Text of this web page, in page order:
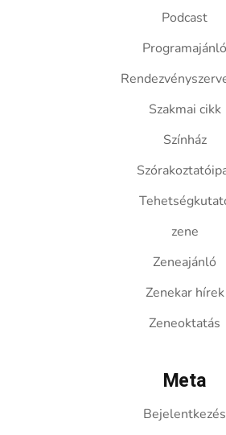
Podcast
Programajánló
Szakmai cikk
Színház
zene
Zeneajánló
Zenekar hírek
Zeneoktatás
Meta
Bejelentkezés